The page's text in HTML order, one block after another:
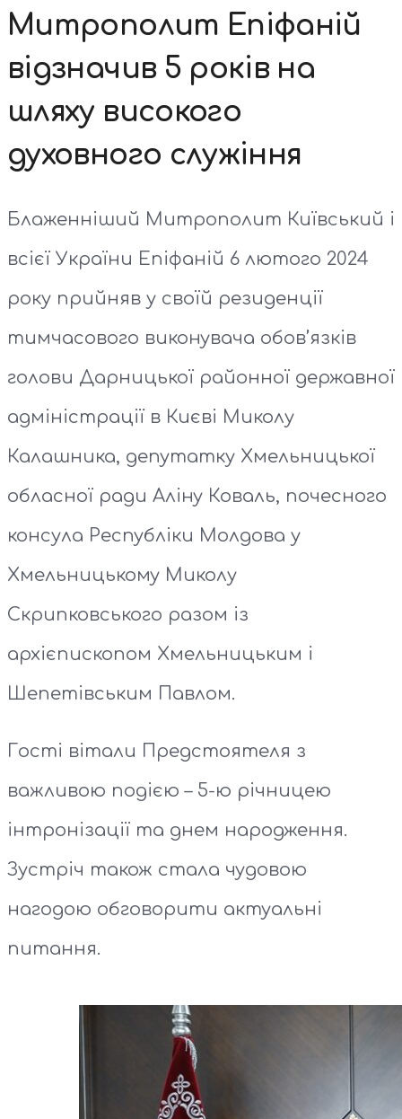
Митрополит Епіфаній
відзначив 5 років на
шляху високого
духовного служіння
Блаженніший Митрополит Київський і
всієї України Епіфаній 6 лютого 2024
року прийняв у своїй резиденції
тимчасового виконувача обов’язків
голови Дарницької районної державної
адміністрації в Києві Миколу
Калашника, депутатку Хмельницької
обласної ради Аліну Коваль, почесного
консула Республіки Молдова у
Хмельницькому Миколу
Скрипковського разом із
архієпископом Хмельницьким і
Шепетівським Павлом.
Гості вітали Предстоятеля з
важливою подією – 5-ю річницею
інтронізації та днем народження.
Зустріч також стала чудовою
нагодою обговорити актуальні
питання.